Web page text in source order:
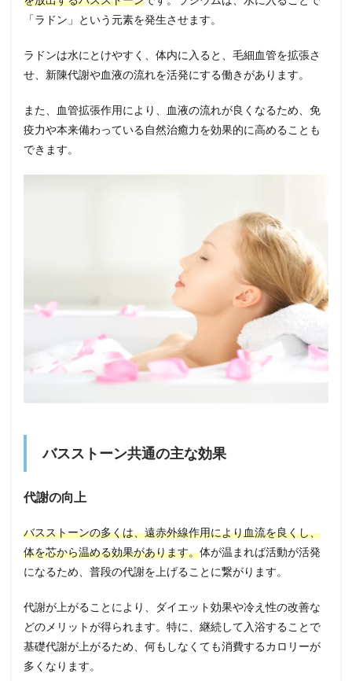
「ラドン」という元素を発生させます。
ラドンは水にとけやすく、体内に入ると、毛細血管を拡張さ
せ、新陳代謝や血液の流れを活発にする働きがあります。
また、血管拡張作用により、血液の流れが良くなるため、免
疫力や本来備わっている自然治癒力を効果的に高めることも
できます。
バスストーン共通の主な効果
代謝の向上
バスストーンの多くは、遠赤外線作用により血流を良くし、
体を芯から温める効果があります。体が温まれば活動が活発
になるため、普段の代謝を上げることに繋がります。
代謝が上がることにより、ダイエット効果や冷え性の改善な
どのメリットが得られます。特に、継続して入浴することで
基礎代謝が上がるため、何もしなくても消費するカロリーが
多くなります。